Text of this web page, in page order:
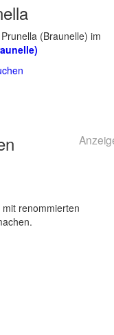
(Braunelle) im
renommierten